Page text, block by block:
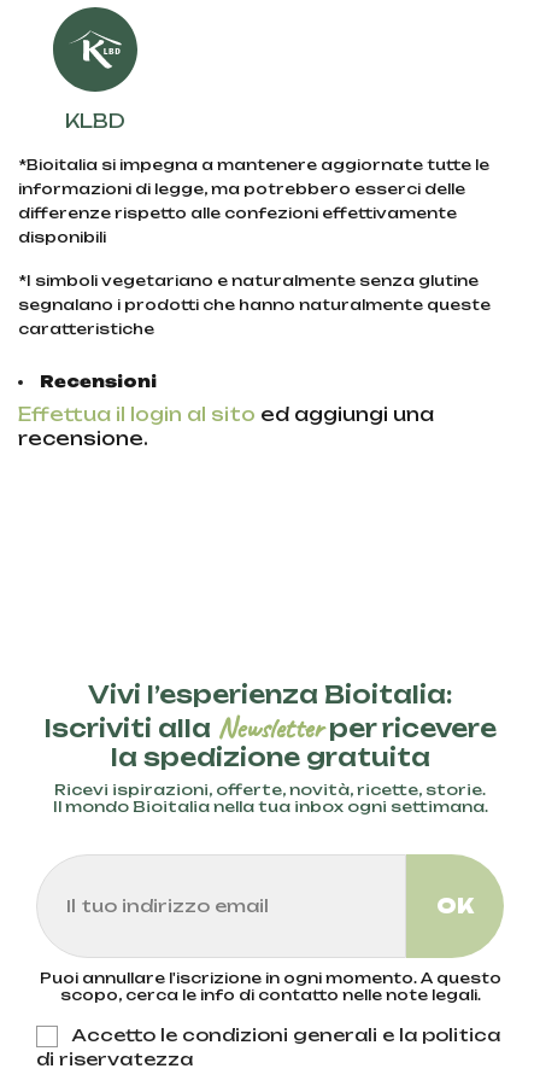
KLBD
*Bioitalia si impegna a mantenere aggiornate tutte le
informazioni di legge, ma potrebbero esserci delle
differenze rispetto alle confezioni effettivamente
disponibili
*I simboli vegetariano e naturalmente senza glutine
segnalano i prodotti che hanno naturalmente queste
caratteristiche
Recensioni
Effettua il login al sito ed aggiungi una
recensione.
Vivi l’esperienza Bioitalia:
Iscriviti alla Newsletterper ricevere
la spedizione gratuita
Ricevi ispirazioni, offerte, novità, ricette, storie.
Il mondo Bioitalia nella tua inbox ogni settimana.
Puoi annullare l'iscrizione in ogni momento. A questo
scopo, cerca le info di contatto nelle note legali.
Accetto le condizioni generali e la politica
di riservatezza